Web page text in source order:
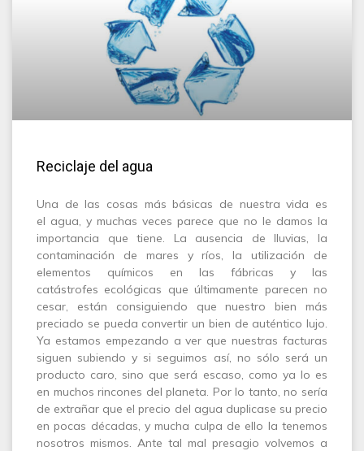
Reciclaje del agua
Una de las cosas más básicas de nuestra vida es
el agua, y muchas veces parece que no le damos la
importancia que tiene. La ausencia de lluvias, la
contaminación de mares y ríos, la utilización de
elementos químicos en las fábricas y las
catástrofes ecológicas que últimamente parecen no
cesar, están consiguiendo que nuestro bien más
preciado se pueda convertir un bien de auténtico lujo.
Ya estamos empezando a ver que nuestras facturas
siguen subiendo y si seguimos así, no sólo será un
producto caro, sino que será escaso, como ya lo es
en muchos rincones del planeta. Por lo tanto, no sería
de extrañar que el precio del agua duplicase su precio
en pocas décadas, y mucha culpa de ello la tenemos
nosotros mismos. Ante tal mal presagio volvemos a